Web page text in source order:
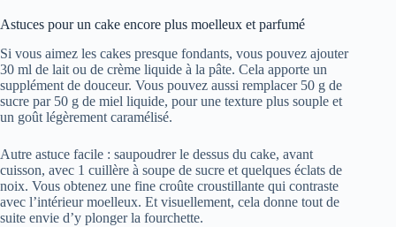
Astuces pour un cake encore plus moelleux et parfumé
Si vous aimez les cakes presque fondants, vous pouvez ajouter
30 ml de lait ou de crème liquide à la pâte. Cela apporte un
supplément de douceur. Vous pouvez aussi remplacer 50 g de
sucre par 50 g de miel liquide, pour une texture plus souple et
un goût légèrement caramélisé.
Autre astuce facile : saupoudrer le dessus du cake, avant
cuisson, avec 1 cuillère à soupe de sucre et quelques éclats de
noix. Vous obtenez une fine croûte croustillante qui contraste
avec l’intérieur moelleux. Et visuellement, cela donne tout de
suite envie d’y plonger la fourchette.